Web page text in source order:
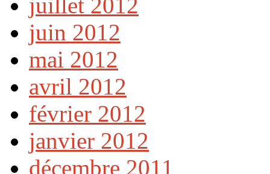
juin 2012
mai 2012
avril 2012
février 2012
janvier 2012
décembre 2011